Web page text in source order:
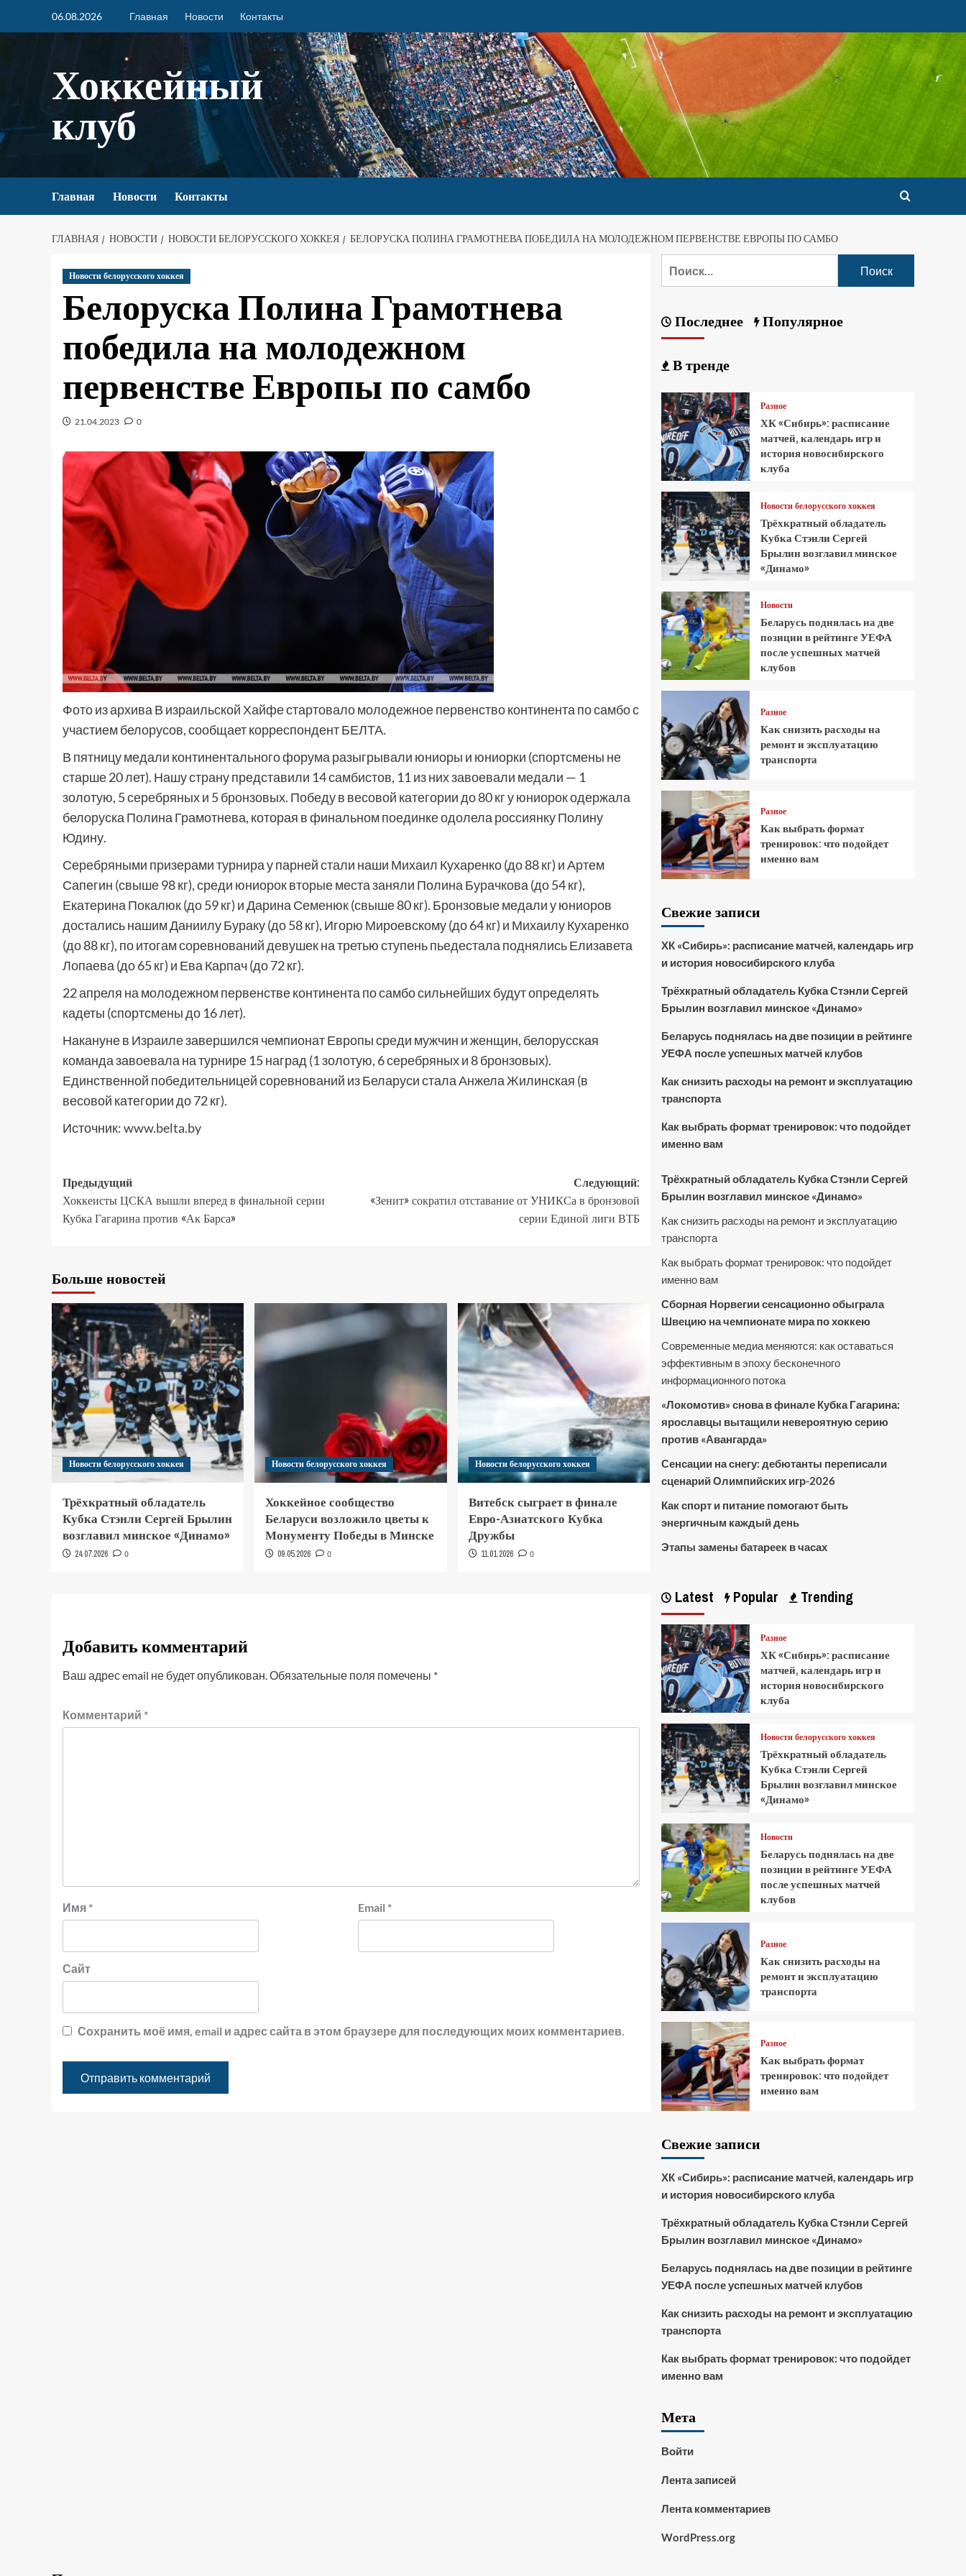
06.08.2026 Главная Новости Контакты
Хоккейный
клуб
Главная Новости Контакты
ГЛАВНАЯ НОВОСТИ НОВОСТИ БЕЛОРУССКОГО ХОККЕЯ БЕЛОРУСКА ПОЛИНА ГРАМОТНЕВА ПОБЕДИЛА НА МОЛОДЕЖНОМ ПЕРВЕНСТВЕ ЕВРОПЫ ПО САМБО
Новости белорусского хоккея
Белоруска Полина Грамотнева
победила на молодежном
первенстве Европы по самбо
21.04.2023 0
Фото из архива В израильской Хайфе стартовало молодежное первенство континента по самбо с
участием белорусов, сообщает корреспондент БЕЛТА.
В пятницу медали континентального форума разыгрывали юниоры и юниорки (спортсмены не
старше 20 лет). Нашу страну представили 14 самбистов, 11 из них завоевали медали — 1
золотую, 5 серебряных и 5 бронзовых. Победу в весовой категории до 80 кг у юниорок одержала
белоруска Полина Грамотнева, которая в финальном поединке одолела россиянку Полину
Юдину.
Серебряными призерами турнира у парней стали наши Михаил Кухаренко (до 88 кг) и Артем
Сапегин (свыше 98 кг), среди юниорок вторые места заняли Полина Бурачкова (до 54 кг),
Екатерина Покалюк (до 59 кг) и Дарина Семенюк (свыше 80 кг). Бронзовые медали у юниоров
достались нашим Даниилу Бураку (до 58 кг), Игорю Мироевскому (до 64 кг) и Михаилу Кухаренко
(до 88 кг), по итогам соревнований девушек на третью ступень пьедестала поднялись Елизавета
Лопаева (до 65 кг) и Ева Карпач (до 72 кг).
22 апреля на молодежном первенстве континента по самбо сильнейших будут определять
кадеты (спортсмены до 16 лет).
Накануне в Израиле завершился чемпионат Европы среди мужчин и женщин, белорусская
команда завоевала на турнире 15 наград (1 золотую, 6 серебряных и 8 бронзовых).
Единственной победительницей соревнований из Беларуси стала Анжела Жилинская (в
весовой категории до 72 кг).
Источник:www.belta.by
Предыдущий
Хоккеисты ЦСКА вышли вперед в финальной серии
Кубка Гагарина против «Ак Барса»
Следующий:
«Зенит» сократил отставание от УНИКСа в бронзовой
серии Единой лиги ВТБ
Больше новостей
Новости белорусского хоккея
Трёхкратный обладатель
Кубка Стэнли Сергей Брылин
возглавил минское «Динамо»
24.07.2026 0
Новости белорусского хоккея
Хоккейное сообщество
Беларуси возложило цветы к
Монументу Победы в Минске
09.05.2026 0
Новости белорусского хоккея
Витебск сыграет в финале
Евро-Азиатского Кубка
Дружбы
11.01.2026 0
Добавить комментарий
Ваш адрес email не будет опубликован.Обязательные поля помечены *
Комментарий *
Имя * Email *
Сайт
Сохранить моё имя, email и адрес сайта в этом браузере для последующих моих комментариев.
Последнее Популярное
В тренде
Разное
ХК «Сибирь»: расписание
матчей, календарь игр и
история новосибирского
клуба
Новости белорусского хоккея
Трёхкратный обладатель
Кубка Стэнли Сергей
Брылин возглавил минское
«Динамо»
Новости
Беларусь поднялась на две
позиции в рейтинге УЕФА
после успешных матчей
клубов
Разное
Как снизить расходы на
ремонт и эксплуатацию
транспорта
Разное
Как выбрать формат
тренировок: что подойдет
именно вам
Свежие записи
ХК «Сибирь»: расписание матчей, календарь игр
и история новосибирского клуба
Трёхкратный обладатель Кубка Стэнли Сергей
Брылин возглавил минское «Динамо»
Беларусь поднялась на две позиции в рейтинге
УЕФА после успешных матчей клубов
Как снизить расходы на ремонт и эксплуатацию
транспорта
Как выбрать формат тренировок: что подойдет
именно вам
Трёхкратный обладатель Кубка Стэнли Сергей
Брылин возглавил минское «Динамо»
Как снизить расходы на ремонт и эксплуатацию
транспорта
Как выбрать формат тренировок: что подойдет
именно вам
Сборная Норвегии сенсационно обыграла
Швецию на чемпионате мира по хоккею
Современные медиа меняются: как оставаться
эффективным в эпоху бесконечного
информационного потока
«Локомотив» снова в финале Кубка Гагарина:
ярославцы вытащили невероятную серию
против «Авангарда»
Сенсации на снегу: дебютанты переписали
сценарий Олимпийских игр-2026
Как спорт и питание помогают быть
энергичным каждый день
Этапы замены батареек в часах
Latest Popular Trending
Разное
ХК «Сибирь»: расписание
матчей, календарь игр и
история новосибирского
клуба
Новости белорусского хоккея
Трёхкратный обладатель
Кубка Стэнли Сергей
Брылин возглавил минское
«Динамо»
Новости
Беларусь поднялась на две
позиции в рейтинге УЕФА
после успешных матчей
клубов
Разное
Как снизить расходы на
ремонт и эксплуатацию
транспорта
Разное
Как выбрать формат
тренировок: что подойдет
именно вам
Свежие записи
ХК «Сибирь»: расписание матчей, календарь игр
и история новосибирского клуба
Трёхкратный обладатель Кубка Стэнли Сергей
Брылин возглавил минское «Динамо»
Беларусь поднялась на две позиции в рейтинге
УЕФА после успешных матчей клубов
Как снизить расходы на ремонт и эксплуатацию
транспорта
Как выбрать формат тренировок: что подойдет
именно вам
Мета
Войти
Лента записей
Лента комментариев
WordPress.org